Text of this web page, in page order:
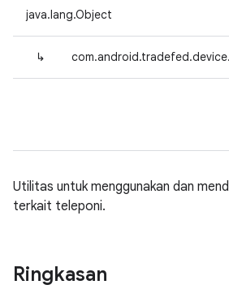
java.lang.Object
↳
Utilitas untuk menggunakan dan
terkait teleponi.
Ringkasan